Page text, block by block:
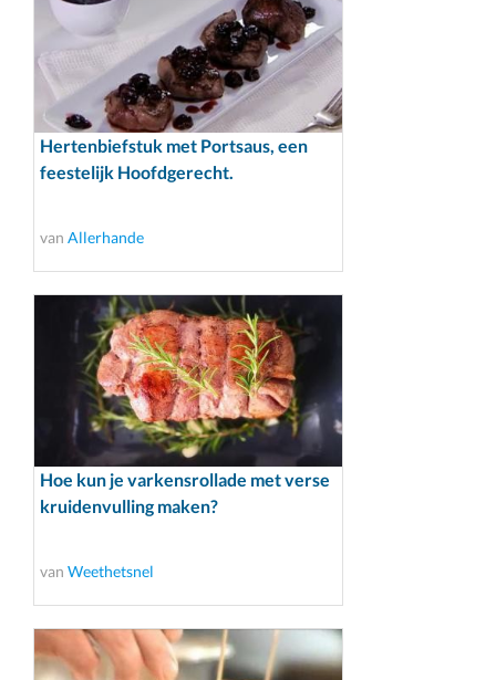
Hertenbiefstuk met Portsaus, een
feestelijk Hoofdgerecht.
van Allerhande
Hoe kun je varkensrollade met verse
kruidenvulling maken?
van Weethetsnel